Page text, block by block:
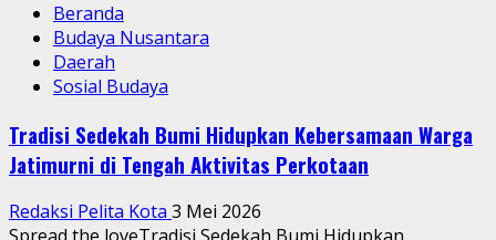
Beranda
Budaya Nusantara
Daerah
Sosial Budaya
Tradisi Sedekah Bumi Hidupkan Kebersamaan Warga
Jatimurni di Tengah Aktivitas Perkotaan
Redaksi Pelita Kota 3 Mei 2026